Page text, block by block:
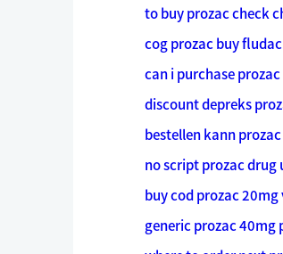
to buy prozac check
cog prozac buy
can i purchase prozac
discount depreks
bestellen kann
no script prozac drug
buy cod prozac 20mg
generic prozac 40mg